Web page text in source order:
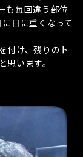
も毎回違う部位
日に重くなって
付け、残りのト
います。